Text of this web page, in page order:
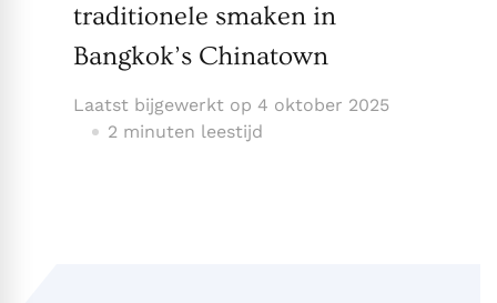
traditionele smaken in
Bangkok’s Chinatown
Laatst bijgewerkt op 4 oktober 2025
2 minuten leestijd